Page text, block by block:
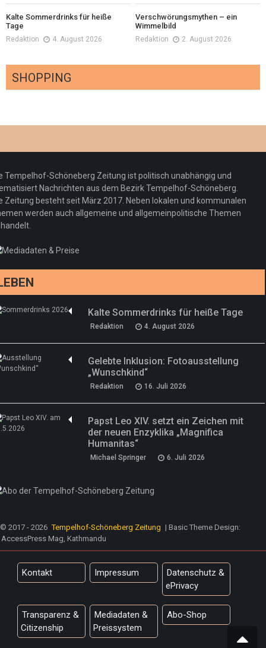
Kalte Sommerdrinks für heiße
Tage
Redaktion 4. August 2026
Verschwörungsmythen – ein
Wimmelbild
Redaktion 2. August 2026
SHOPPING
Redaktion 23. Juli 2026
Pepe Jeans London mit Summer Sale und
neuer Kollektion
Redaktion 19. Juli 2026
Woher kommt der Honig? – Neue EU-
Regeln gelten 14. Juni
drei neue Specials zur Fußball-WM
Tempelhof-Schöneberg Zeitung ist politisch unabhängig und
Nachrichten aus dem Bezirk Tempelhof-Schöneberg.
Zeitung besteht seit März 2017. Neben lokalen und kommunalen
werden auch allgemeine und allgemeinpolitische Themen
Kalte Sommerdrinks für heiße Tage
Redaktion 4. August 2026
Gelebte Inklusion: Fotoausstellung
„Wunschkind“
Redaktion 16. Juli 2026
Papst Leo XIV. setzt ein Zeichen mit
der neuen Enzyklika „Magnifica
Humanitas“
Michael Springer 6. Juli 2026
© 2017 - 2026 Tempelhof-Schöneberg Zeitung | Basic Theme Design:
AccessPress Mag, Kathmandu
Kontakt Impressum
Datenschutz &
ePrivacy
Transparenz &
Citizenship
Mediadaten &
Preissystem
Abo-Shop